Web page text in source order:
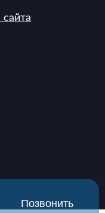
Позвонить
сайта